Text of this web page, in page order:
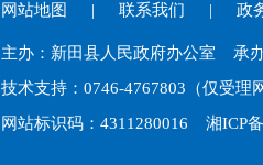
网站地图 | 联系我们 | 政
主办：新田县人民政府办公室 承
技术支持：0746-4767803（仅受理
网站标识码：4311280016 湘ICP